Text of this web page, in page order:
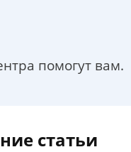
помогут вам.
статьи